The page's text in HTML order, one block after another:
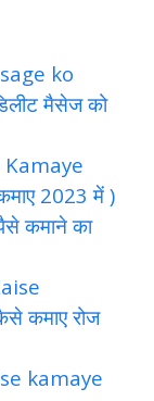
ko
मैसेज को
2023 में )
कमाने का
कमाए रोज
kamaye